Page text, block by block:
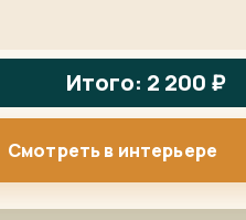
Итого: 2 200 ₽
Смотреть в интерьере